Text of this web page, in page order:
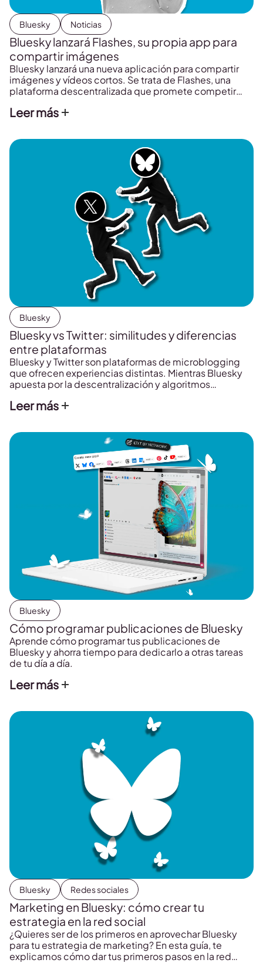
Bluesky Noticias
Bluesky lanzará Flashes, su propia app para
compartir imágenes
Bluesky lanzará una nueva aplicación para compartir
imágenes y vídeos cortos. Se trata de Flashes, una
plataforma descentralizada que promete competir
Leer más
Bluesky
Bluesky vs Twitter: similitudes y diferencias
entre plataformas
Bluesky y Twitter son plataformas de microblogging
que ofrecen experiencias distintas. Mientras Bluesky
apuesta por la descentralización y algoritmos
y herramientas avanzadas. Descubre cuál se adapta
Leer más
Bluesky
Cómo programar publicaciones de Bluesky
Aprende cómo programar tus publicaciones de
Bluesky y ahorra tiempo para dedicarlo a otras tareas
de tu día a día.
Leer más
Bluesky Redes sociales
Marketing en Bluesky: cómo crear tu
estrategia en la red social
¿Quieres ser de los primeros en aprovechar Bluesky
para tu estrategia de marketing? En esta guía, te
explicamos cómo dar tus primeros pasos en la red